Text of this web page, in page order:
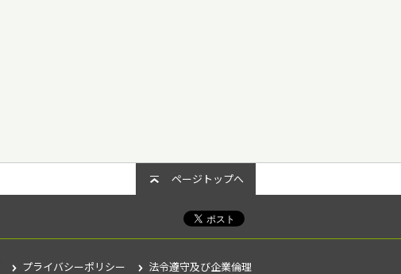
ページトップへ
プライバシーポリシー 法令遵守及び企業倫理